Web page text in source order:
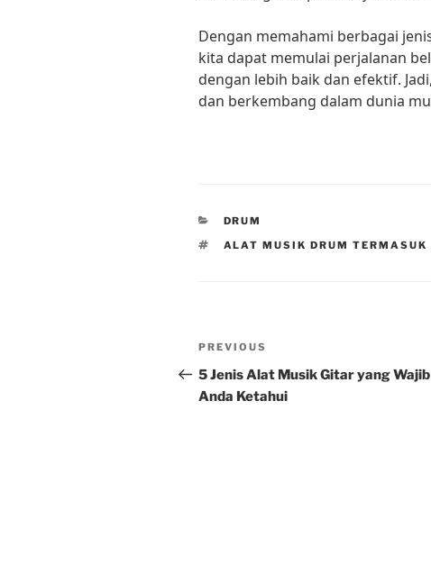
Dengan memahami berbagai
kita dapat memulai perjalanan
dengan lebih baik dan efektif.
dan berkembang dalam dunia
CATEGORIES
DRUM
TAGS
ALAT MUSIK DRUM
Post
navigation
Previous
Post
PREVIOUS
5 Jenis Alat Musik Gitar yang Wajib
Anda Ketahui